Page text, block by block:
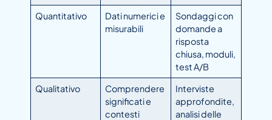
Quantitativo
Dati numerici e
misurabili
Sondaggi con
domande a
risposta
chiusa, moduli,
test A/B
Qualitativo
Comprendere
significati e
contesti
Interviste
approfondite,
analisi delle